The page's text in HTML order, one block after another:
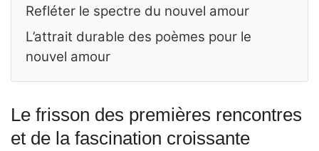
Refléter le spectre du nouvel amour
L’attrait durable des poèmes pour le
nouvel amour
Le frisson des premières rencontres
et de la fascination croissante